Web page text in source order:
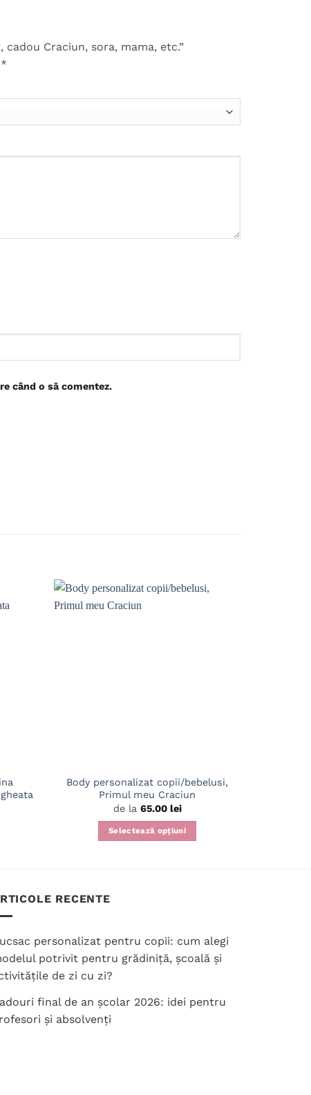
Craciun, sora, mama, etc.”
*
când o să comentez.
Body personalizat copii/bebelusi,
Primul meu Craciun
de la 65.00 lei
Selectează opțiuni
Opțiunile
pot
în
RECENTE
personalizat pentru copii: cum alegi
potrivit pentru grădiniță, școală și
de zi cu zi?
final de an școlar 2026: idei pentru
și absolvenți